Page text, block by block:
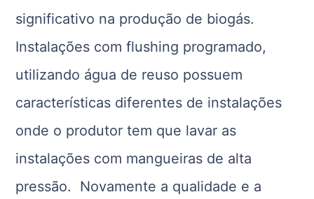
significativo na produção de biogás.
Instalações com flushing programado,
utilizando água de reuso possuem
características diferentes de instalações
onde o produtor tem que lavar as
instalações com mangueiras de alta
pressão. Novamente a qualidade e a